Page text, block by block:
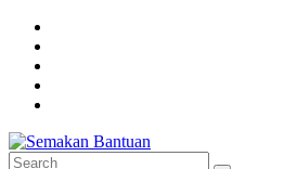
Skip
content